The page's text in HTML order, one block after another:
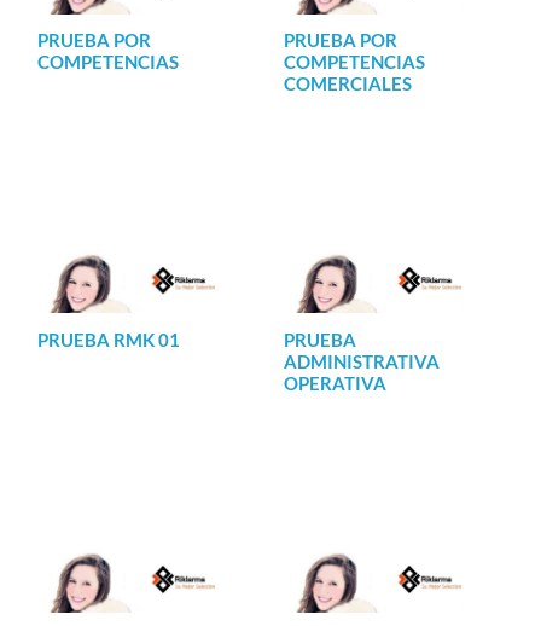
PRUEBA POR
COMPETENCIAS
PRUEBA POR
COMPETENCIAS
COMERCIALES
PRUEBA RMK 01
PRUEBA
ADMINISTRATIVA
OPERATIVA